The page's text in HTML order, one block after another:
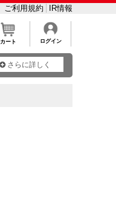
ご利用規約 IR情報
カート ログイン
さらに詳しく